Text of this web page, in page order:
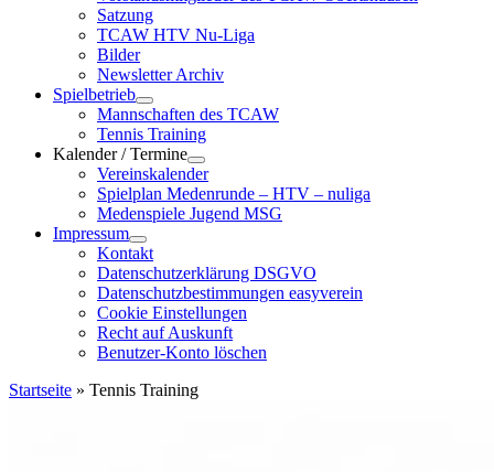
Satzung
TCAW HTV Nu-Liga
Bilder
Newsletter Archiv
Spielbetrieb
Mannschaften des TCAW
Tennis Training
Kalender / Termine
Vereinskalender
Spielplan Medenrunde – HTV – nuliga
Medenspiele Jugend MSG
Impressum
Kontakt
Datenschutzerklärung DSGVO
Datenschutzbestimmungen easyverein
Cookie Einstellungen
Recht auf Auskunft
Benutzer-Konto löschen
Startseite » Tennis Training